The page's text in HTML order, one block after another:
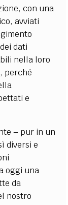
con una
avviati
dati
nella loro
perché
e
– pur in un
diversi e
oggi una
da
nostro